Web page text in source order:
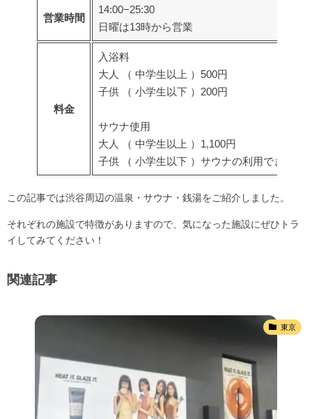
営業時間
14:00−25:30
日曜は13時から営業
料金
入浴料
大人 （ 中学生以上 ）500円
子供 （ 小学生以下 ）200円
サウナ使用
大人 （ 中学生以上 ）1,100円
子供 （ 小学生以下 ）サウナの利用できませ
この記事では渋谷周辺の温泉・サウナ・銭湯をご紹介しました。
それぞれの施設で特徴がありますので、気になった施設にぜひトラ
イしてみてください！
関連記事
東京